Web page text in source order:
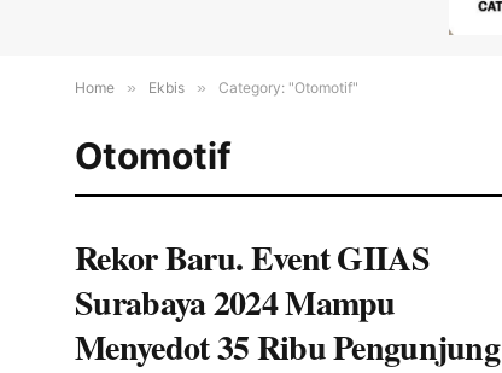
Home » Ekbis » Category: "Otomotif"
Otomotif
Rekor Baru. Event GIIAS
Surabaya 2024 Mampu
Menyedot 35 Ribu Pengunjung